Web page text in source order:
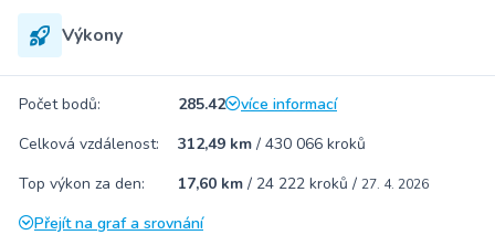
Výkony
Počet bodů: 285.42
více informací
Celková vzdálenost:
312,49 km / 430 066 kroků
Top výkon za den:
17,60 km / 24 222 kroků / 27. 4. 2026
Přejít na graf a srovnání